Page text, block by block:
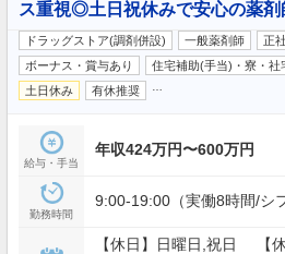
ス重視◎土日祝休みで安心の薬剤
ドラッグストア(調剤併設) 一般薬剤師 正
ボーナス・賞与あり
住宅補助(手当)・寮・社
土日休み
有休推奨
給与・手当
年収424万円〜600万円
勤務時間
9:00-19:00（実働8時間/シ
【休日】日曜日,祝日 【